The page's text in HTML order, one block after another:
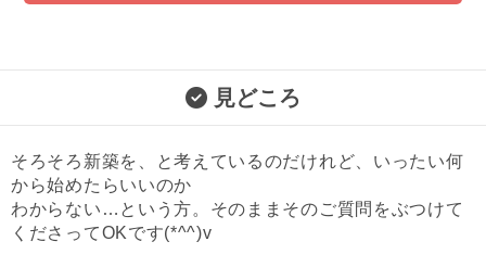
見どころ
そろそろ新築を、と考えているのだけれど、いったい何
から始めたらいいのか
わからない…という方。そのままそのご質問をぶつけて
くださってOKです(*^^)v